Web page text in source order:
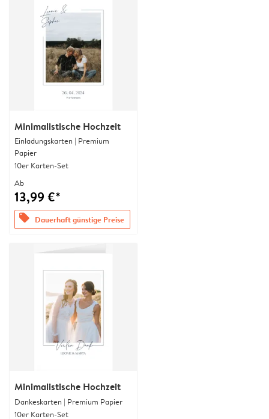
Minimalistische Hochzeit
Einladungskarten | Premium
Papier
10er Karten-Set
Ab
13,99 €*
offers Dauerhaft günstige Preise
Minimalistische Hochzeit
Dankeskarten | Premium Papier
10er Karten-Set